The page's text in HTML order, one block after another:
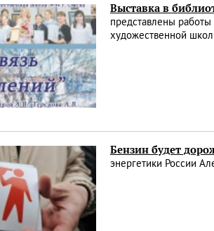
Выставка в
представлены
художественной
Бензин будет
энергетики России